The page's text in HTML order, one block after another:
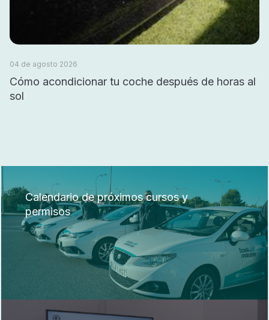
04 de agosto 2026
Cómo acondicionar tu coche después de horas al
sol
Calendario de próximos cursos y
permisos